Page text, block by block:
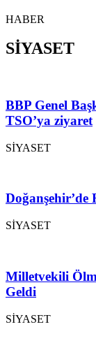
HABER
SİYASET
BBP Genel
TSO’ya ziyaret
SİYASET
SİYASET
Milletvekili
Geldi
SİYASET